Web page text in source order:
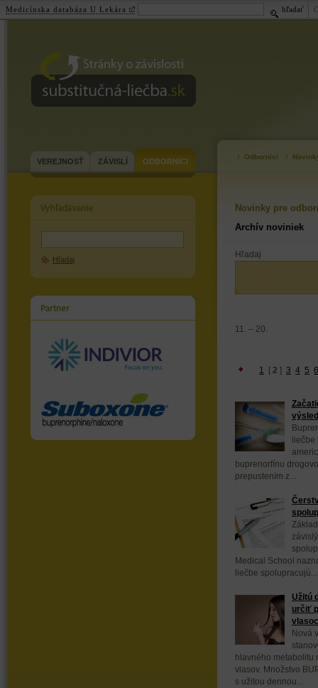
substitučná-liečba.sk
VEREJNOSŤ ZÁVISLÍ ODBORNÍCI
Hľadaj
Odborníci
Novinky pre
Archív noviniek
Hľadaj
11. – 20.
1 [ 2 ] 3 4 5 6
liečbe
buprenorfínu
prepustením z...
Medical School
liečbe spolupracujú...
Užitú
určiť
Nová
hlavného metabolitu
vlasov. Množstvo
s užitou dennou...
Medicínska databáza U Lekára hľadať